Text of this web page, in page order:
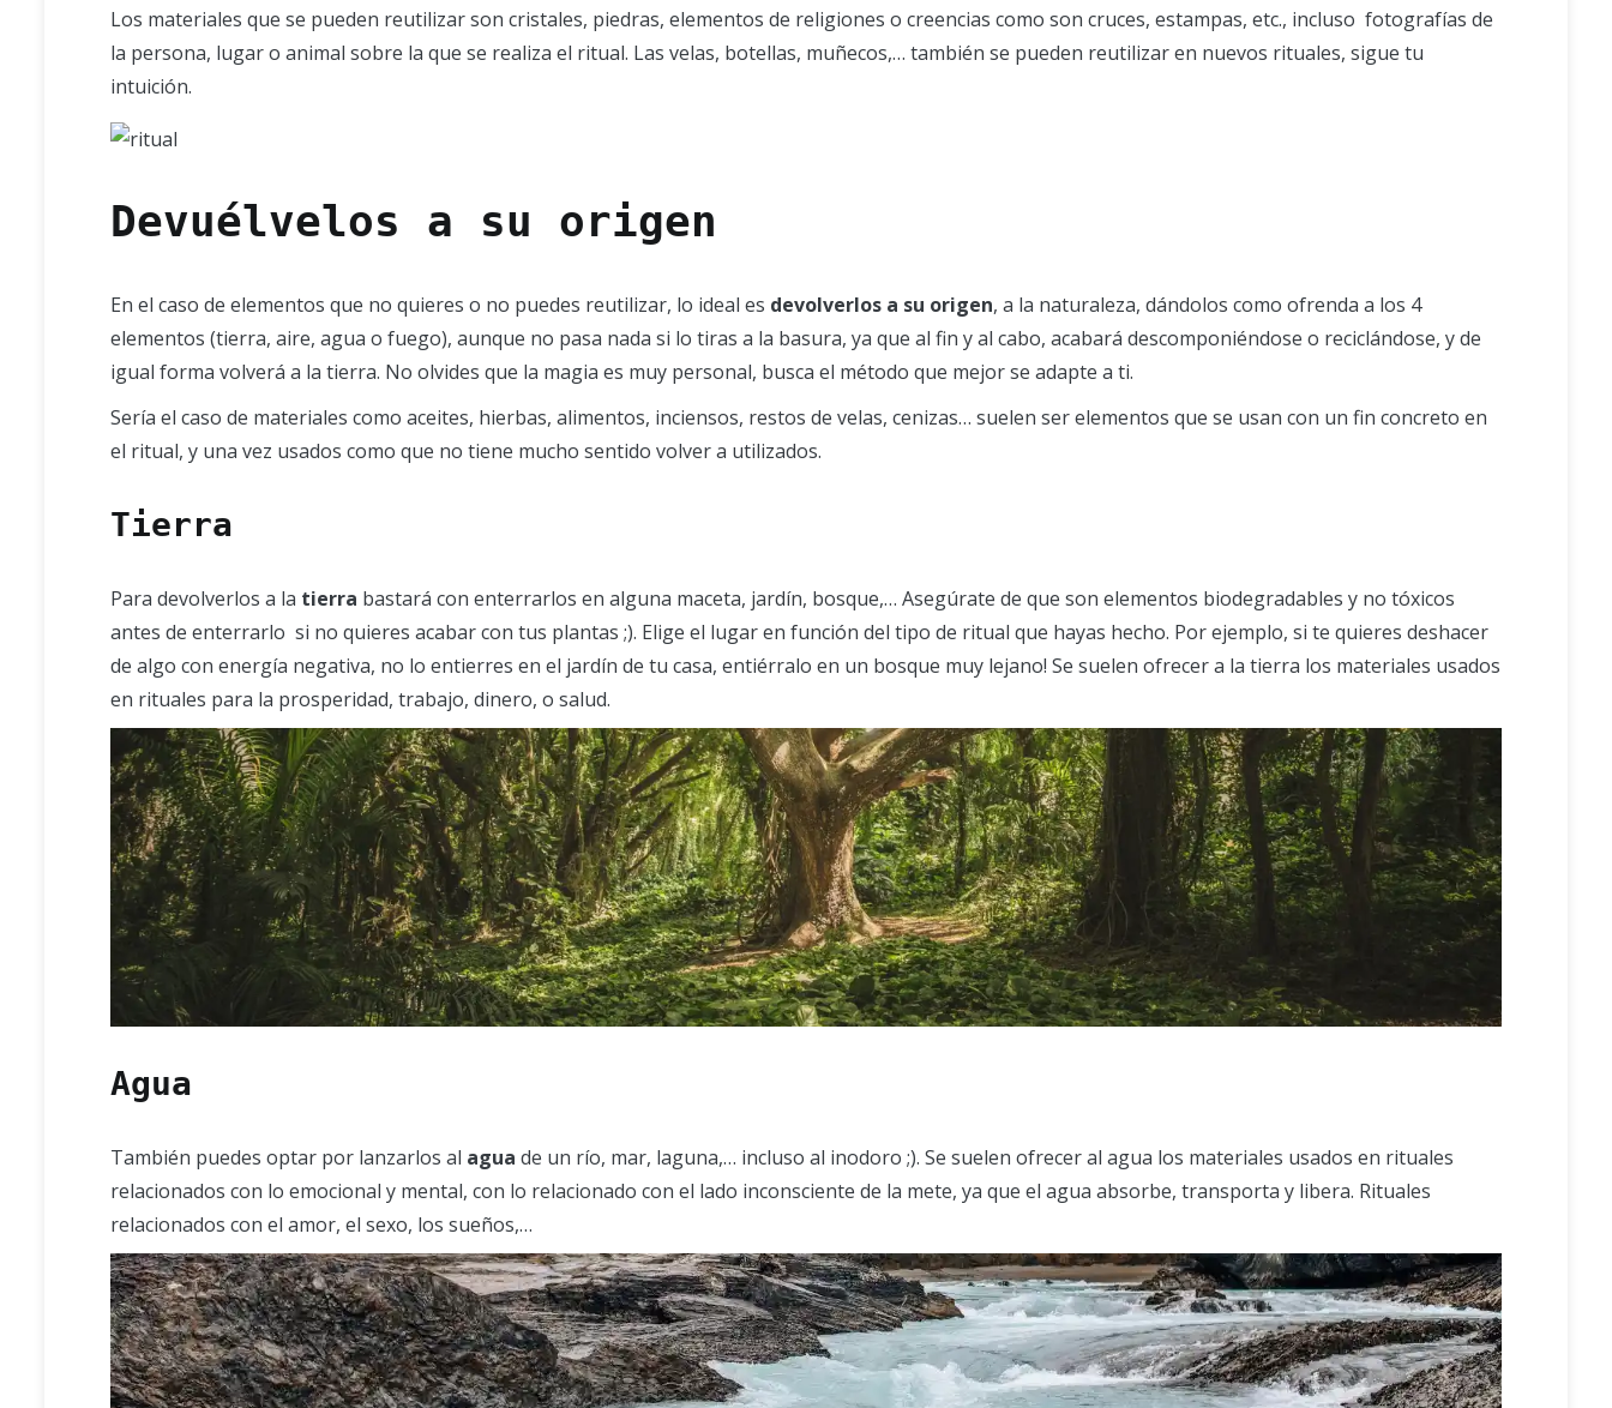
Los materiales que se pueden reutilizar son cristales, piedras, elementos de religiones o creencias como son cruces, estampas, etc., incluso fotografías de
la persona, lugar o animal sobre la que se realiza el ritual. Las velas, botellas, muñecos,… también se pueden reutilizar en nuevos rituales, sigue tu
intuición.
Devuélvelos a su origen
En el caso de elementos que no quieres o no puedes reutilizar, lo ideal es devolverlos a su origen, a la naturaleza, dándolos como ofrenda a los 4
elementos (tierra, aire, agua o fuego), aunque no pasa nada si lo tiras a la basura, ya que al fin y al cabo, acabará descomponiéndose o reciclándose, y de
igual forma volverá a la tierra. No olvides que la magia es muy personal, busca el método que mejor se adapte a ti.
Sería el caso de materiales como aceites, hierbas, alimentos, inciensos, restos de velas, cenizas… suelen ser elementos que se usan con un fin concreto en
el ritual, y una vez usados como que no tiene mucho sentido volver a utilizados.
Tierra
Para devolverlos a la tierra bastará con enterrarlos en alguna maceta, jardín, bosque,… Asegúrate de que son elementos biodegradables y no tóxicos
antes de enterrarlo si no quieres acabar con tus plantas ;). Elige el lugar en función del tipo de ritual que hayas hecho. Por ejemplo, si te quieres deshacer
de algo con energía negativa, no lo entierres en el jardín de tu casa, entiérralo en un bosque muy lejano! Se suelen ofrecer a la tierra los materiales usados
en rituales para la prosperidad, trabajo, dinero, o salud.
Agua
También puedes optar por lanzarlos al agua de un río, mar, laguna,… incluso al inodoro ;). Se suelen ofrecer al agua los materiales usados en rituales
relacionados con lo emocional y mental, con lo relacionado con el lado inconsciente de la mete, ya que el agua absorbe, transporta y libera. Rituales
relacionados con el amor, el sexo, los sueños,…